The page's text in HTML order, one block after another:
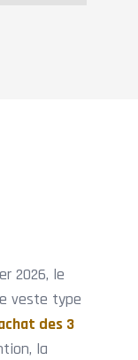
2026, le
veste type
des 3
la